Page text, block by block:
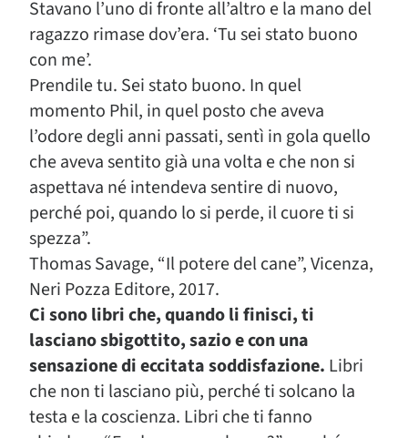
Stavano l’uno di fronte all’altro e la mano del
ragazzo rimase dov’era. ‘Tu sei stato buono
con me’.
Prendile tu. Sei stato buono. In quel
momento Phil, in quel posto che aveva
l’odore degli anni passati, sentì in gola quello
che aveva sentito già una volta e che non si
aspettava né intendeva sentire di nuovo,
perché poi, quando lo si perde, il cuore ti si
spezza”.
Thomas Savage, “Il potere del cane”, Vicenza,
Neri Pozza Editore, 2017.
Ci sono libri che, quando li finisci, ti
lasciano sbigottito, sazio e con una
sensazione di eccitata soddisfazione. Libri
che non ti lasciano più, perché ti solcano la
testa e la coscienza. Libri che ti fanno